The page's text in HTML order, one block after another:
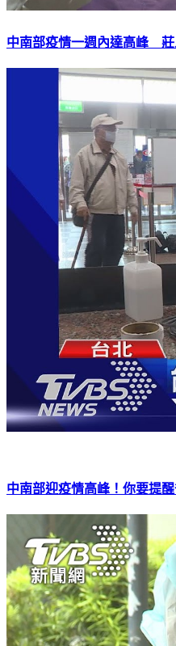
中南部疫情一週內達高峰
中南部迎疫情高峰！你要提醒